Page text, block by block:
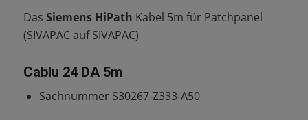
Das Siemens HiPath Kabel 5m für Patchpanel
(SIVAPAC auf SIVAPAC)
Cablu 24 DA 5m
Sachnummer S30267-Z333-A50